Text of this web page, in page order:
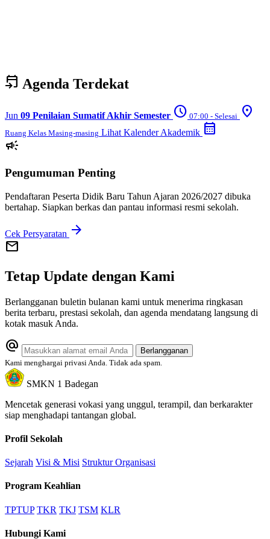
event_upcoming Agenda Terdekat
Jun 09 Penilaian Sumatif Akhir Semester schedule 07:00 - Selesai location_on
Ruang Kelas Masing-masing Lihat Kalender Akademik calendar_month
campaign
Pengumuman Penting
Pendaftaran Peserta Didik Baru Tahun Ajaran 2026/2027 dibuka
bertahap. Siapkan berkas dan pantau informasi resmi sekolah.
Cek Persyaratan arrow_forward
mail
Tetap Update dengan Kami
Berlangganan buletin bulanan kami untuk menerima ringkasan
berita terbaru, prestasi sekolah, dan agenda mendatang langsung di
kotak masuk Anda.
alternate_email
Berlangganan
Kami menghargai privasi Anda. Tidak ada spam.
SMKN 1 Badegan
Mencetak generasi vokasi yang unggul, terampil, dan berkarakter
siap menghadapi tantangan global.
Profil Sekolah
Sejarah Visi & Misi Struktur Organisasi
Program Keahlian
TPTUP TKR TKJ TSM KLR
Hubungi Kami